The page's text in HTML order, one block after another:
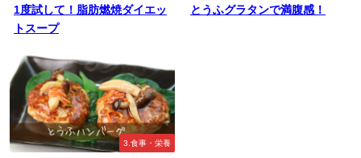
1度試して！脂肪燃焼ダイエッ
トスープ
とうふグラタンで満腹感！
3.食事・栄養